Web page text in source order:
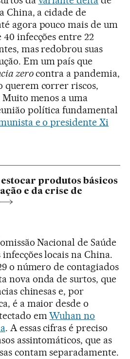
China, a cidade de
agora pouco mais de um
infecções entre 22
mas redobrou suas
Em um país que
zerocontra a pandemia,
querem correr riscos,
Muito menos a uma
política fundamental
e o presidente Xi
produtos básicos
e da crise de
Nacional de Saúde
locais na China.
o número de contagiados
nova onda de surtos, que
chinesas e, por
é a maior desde o
emWuhan no
. A essas cifras é preciso
assintomáticos, que as
contam separadamente.